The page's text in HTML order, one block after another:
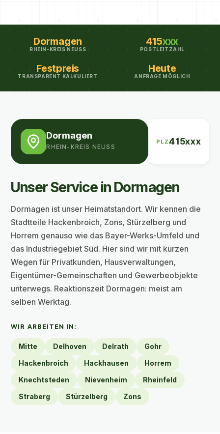
Dormagen
RHEIN-KREIS NEUSS
415xxx
POSTLEITZAHL
Festpreis
TRANSPARENT KALKULIERT
Heute
ANFRAGE MÖGLICH
Dormagen
RHEIN-KREIS NEUSS
PLZ415xxx
Unser Service in Dormagen
Dormagen ist unser Heimatstandort. Wir kennen die
Stadtteile Hackenbroich, Zons, Stürzelberg und
Horrem genauso wie das Bayer-Werks-Umfeld und
das Industriegebiet Süd. Hier sind wir mit kurzen
Wegen für Privatkunden, Hausverwaltungen,
Eigentümer-Gemeinschaften und Gewerbeobjekte
unterwegs. Reaktionszeit Dormagen: meist am
selben Werktag.
WIR ARBEITEN IN:
Mitte Delhoven Delrath
Gohr
Hackenbroich
Hackhausen
Horrem
Knechtsteden
Nievenheim
Rheinfeld
Straberg
Stürzelberg Zons